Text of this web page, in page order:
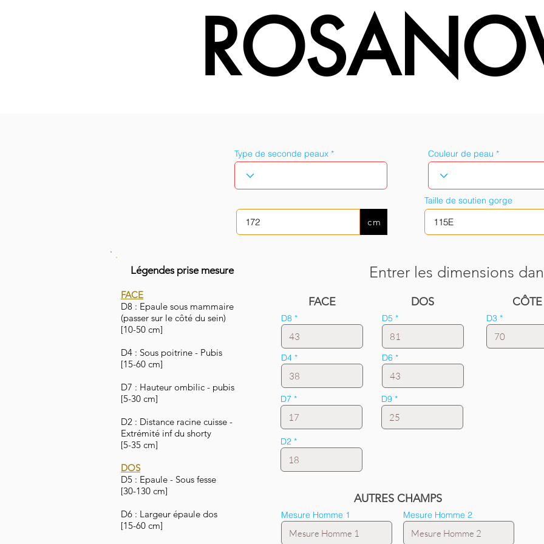
Type de seconde peaux
cm
Couleur de peau
Taille de soutien gorge
Entrer les dimensions
FACE DOS CÔTE
D8
D4
D7
D5
D6
D9
D3
D2
AUTRES CHAMPS
Mesure Homme 1 Mesure Homme 2
Légendes prise mesure
FACE
D8 : Epaule sous mammaire
(passer sur le côté du sein)
[10-50 cm]
D4 : Sous poitrine - Pubis
[15-60 cm]
D7 : Hauteur ombilic - pubis
[5-30 cm]
D2 : Distance racine cuisse -
Extrémité inf du shorty
[5-35 cm]
DOS
D5 : Epaule - Sous fesse
[30-130 cm]
D6 : Largeur épaule dos
[15-60 cm]